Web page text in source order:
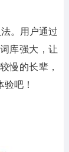
。用户通过
库强大，让
慢的长辈，
吧！